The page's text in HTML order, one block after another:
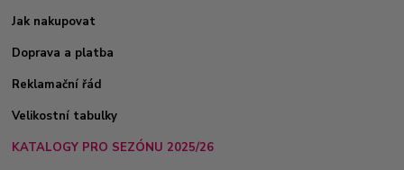
Jak nakupovat
Doprava a platba
Reklamační řád
Velikostní tabulky
KATALOGY PRO SEZÓNU 2025/26